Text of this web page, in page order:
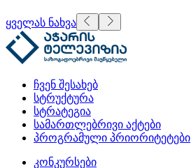
ყველას ნახვა
ჩვენ შესახებ
სტრუქტურა
სტრატეგია
სამართლებრივი აქტები
პროგრამული პრიორიტეტები
კონკურსები